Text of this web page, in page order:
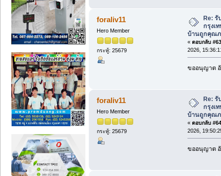
foraliv11
Hero Member
กระทู้: 25679
Re: รั
กรุงเ
บ้านถูกคุณภ
« ตอบกลับ
2026,
ขออนุญาต
foraliv11
Hero Member
กระทู้: 25679
Re: รั
กรุงเ
บ้านถูกคุณภ
« ตอบกลับ
2026,
ขออนุญาต